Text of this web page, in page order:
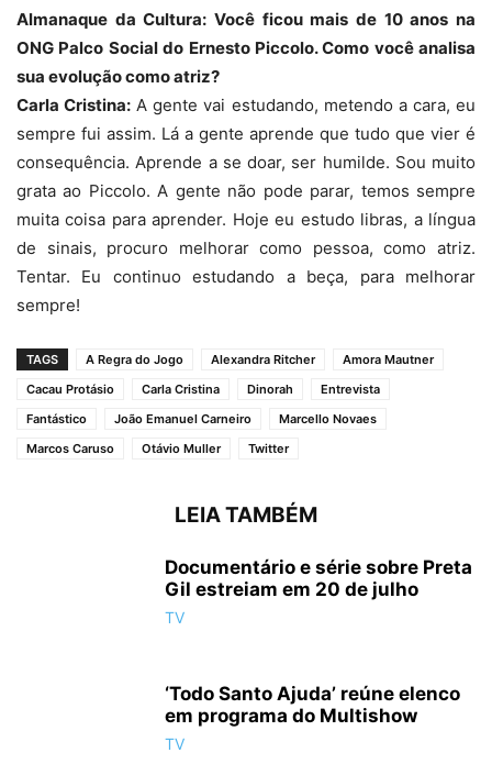
Almanaque da Cultura: Você ficou mais de 10 anos na
ONG Palco Social do Ernesto Piccolo. Como você analisa
sua evolução como atriz?
Carla Cristina: A gente vai estudando, metendo a cara, eu
sempre fui assim. Lá a gente aprende que tudo que vier é
consequência. Aprende a se doar, ser humilde. Sou muito
grata ao Piccolo. A gente não pode parar, temos sempre
muita coisa para aprender. Hoje eu estudo libras, a língua
de sinais, procuro melhorar como pessoa, como atriz.
Tentar. Eu continuo estudando a beça, para melhorar
sempre!
TAGS A Regra do Jogo Alexandra Ritcher
Amora Mautner
Cacau Protásio
Carla Cristina Dinorah
Entrevista
Fantástico
João Emanuel Carneiro
Marcello Novaes
Marcos Caruso
Otávio Muller Twitter
LEIA TAMBÉM
Documentário e série sobre Preta
Gil estreiam em 20 de julho
TV
‘Todo Santo Ajuda’ reúne elenco
em programa do Multishow
TV